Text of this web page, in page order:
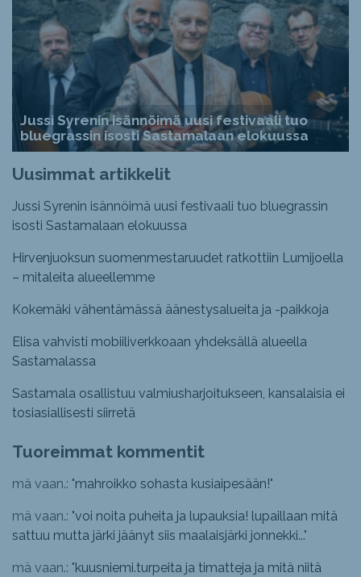
Jussi Syrenin isännöimä uusi festivaali tuo
bluegrassin isosti Sastamalaan elokuussa
Uusimmat artikkelit
Jussi Syrenin isännöimä uusi festivaali tuo bluegrassin
isosti Sastamalaan elokuussa
Hirvenjuoksun suomenmestaruudet ratkottiin Lumijoella
– mitaleita alueellemme
Kokemäki vähentämässä äänestysalueita ja -paikkoja
Elisa vahvisti mobiiliverkkoaan yhdeksällä alueella
Sastamalassa
Sastamala osallistuu valmiusharjoitukseen, kansalaisia ei
tosiasiallisesti siirretä
Tuoreimmat kommentit
mä vaan.: "mahroikko sohasta kusiaipesään!"
mä vaan.: "voi noita puheita ja lupauksia! lupaillaan mitä
sattuu mutta järki jäänyt siis maalaisjärki jonnekki..."
mä vaan.: "kuusniemi.turpeita ja timatteja ja mitä niitä